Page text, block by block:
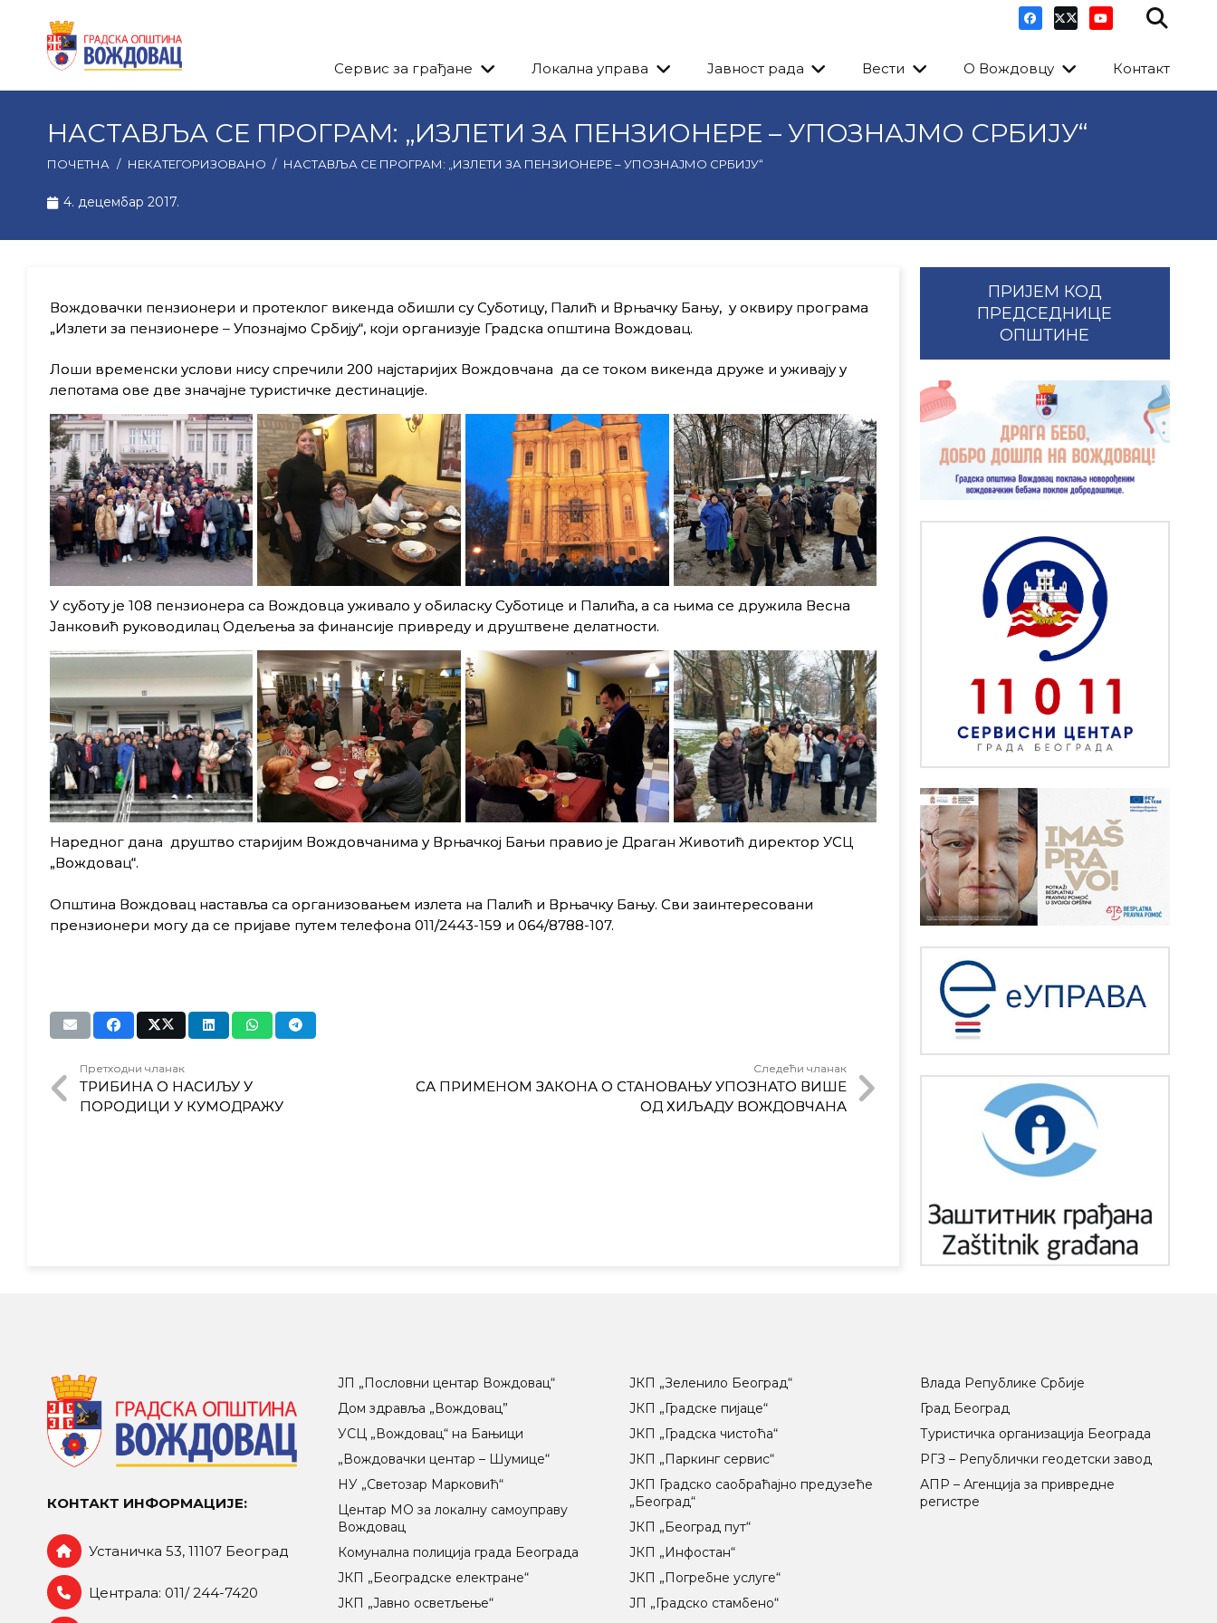
Сервис за грађане Локална управа Јавност рада Вести О Вождовцу Контакт
НАСТАВЉА СЕ ПРОГРАМ: „ИЗЛЕТИ ЗА ПЕНЗИОНЕРЕ – УПОЗНАЈМО СРБИЈУ“
ПОЧЕТНА / НЕКАТЕГОРИЗОВАНО / НАСТАВЉА СЕ ПРОГРАМ: „ИЗЛЕТИ ЗА ПЕНЗИОНЕРЕ – УПОЗНАЈМО СРБИЈУ“
4. децембар 2017.
Вождовачки пензионери и протеклог викенда обишли су Суботицу, Палић и Врњачку Бању, у оквиру програма
„Излети за пензионере – Упознајмо Србију“, који организује Градска општина Вождовац.
Лоши временски услови нису спречили 200 најстаријих Вождовчана да се током викенда друже и уживају у
лепотама ове две значајне туристичке дестинације.
У суботу јe 108 пензионера са Вождовца уживало у обиласку Суботице и Палића, а са њима се дружилa Весна
Јанковић руководилац Одељења за финансије привреду и друштвене делатности.
Наредног дана друштво старијим Вождовчанима у Врњачкој Бањи правио је Драган Животић директор УСЦ
„Вождовац“.
Општина Вождовац наставља са организовањем излета на Палић и Врњачку Бању. Сви заинтересовани
прензионери могу да се пријаве путем телефона 011/2443-159 и 064/8788-107.
Претходни чланак
ТРИБИНА О НАСИЉУ У
ПОРОДИЦИ У КУМОДРАЖУ
Следећи чланак
СА ПРИМЕНОМ ЗАКОНА О СТАНОВАЊУ УПОЗНАТО ВИШЕ
ОД ХИЉАДУ ВОЖДОВЧАНА
ПРИЈЕМ КОД
ПРЕДСЕДНИЦЕ
ОПШТИНЕ
КОНТАКТ ИНФОРМАЦИЈЕ:
Устаничка 53, 11107 Београд
Централа: 011/ 244-7420
ЈП „Пословни центар Вождовац“
Дом здравља „Вождовац”
УСЦ „Вождовац“ на Бањици
„Вождовачки центар – Шумице“
НУ „Светозар Марковић“
Центар МO за локалну самоуправу
Вождовац
Комунална полиција града Београда
ЈКП „Београдске електране“
ЈКП „Јавно осветљење“
ЈКП „Зеленило Београд“
ЈКП „Градске пијаце“
ЈКП „Градска чистоћа“
ЈКП „Паркинг сервис“
ЈКП Градско саобраћајно предузеће
„Београд“
ЈКП „Београд пут“
ЈКП „Инфостан“
ЈКП „Погребне услуге“
ЈП „Градско стамбено“
Влада Републике Србије
Град Београд
Туристичка организација Београда
РГЗ – Републички геодетски завод
АПР – Агенција за привредне
регистре